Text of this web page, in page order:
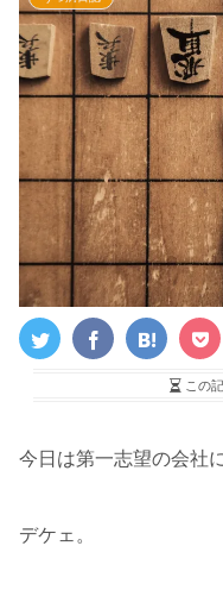
この
今日は第一志望の会社
デケェ。